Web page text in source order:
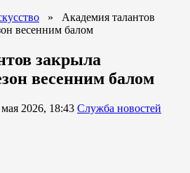
» Академия талантов
весенним балом
закрыла
весенним балом
2026, 18:43 Служба новостей